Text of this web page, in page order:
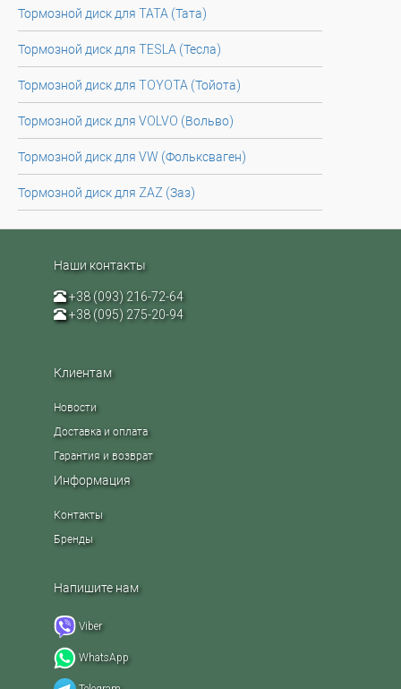
Тормозной диск для TATA (Тата)
Тормозной диск для TESLA (Тесла)
Тормозной диск для TOYOTA (Тойота)
Тормозной диск для VOLVO (Вольво)
Тормозной диск для VW (Фольксваген)
Тормозной диск для ZAZ (Заз)
Наши контакты
+38 (093) 216-72-64
+38 (095) 275-20-94
Клиентам
Новости
Доставка и оплата
Гарантия и возврат
Информация
Контакты
Бренды
Напишите нам
Viber
WhatsApp